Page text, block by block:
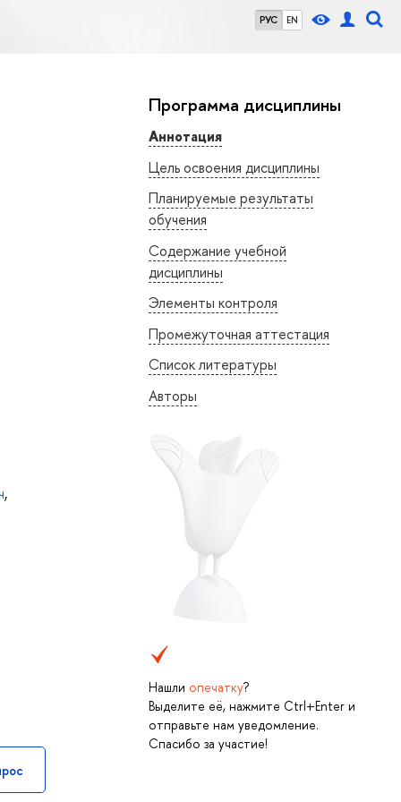
РУС EN
Программа дисциплины
Аннотация
Цель освоения дисциплины
Планируемые результаты
обучения
Содержание учебной
дисциплины
Элементы контроля
Промежуточная аттестация
Список литературы
Авторы
Нашли опечатку?
Выделите её, нажмите Ctrl+Enter и
отправьте нам уведомление.
Спасибо за участие!
,